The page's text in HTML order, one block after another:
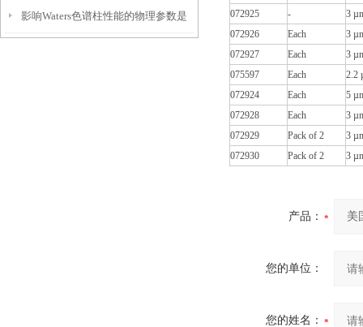
直供安捷伦 / 赛默飞仪器维修服务商
电极污染与保养
影响Waters色谱柱性能的物理参数是
072925
-
3
072926
Each
3
072927
Each
3
075597
Each
2.2
072924
Each
5
072928
Each
3
072929
Pack of 2
3
072930
Pack of 2 3
产品：
您的单位：
您的姓名：